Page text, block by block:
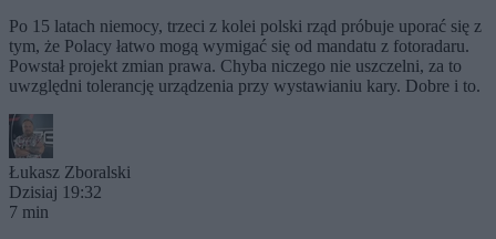
Po 15 latach niemocy, trzeci z kolei polski rząd próbuje uporać się z
tym, że Polacy łatwo mogą wymigać się od mandatu z fotoradaru.
Powstał projekt zmian prawa. Chyba niczego nie uszczelni, za to
uwzględni tolerancję urządzenia przy wystawianiu kary. Dobre i to.
Łukasz Zboralski
Dzisiaj 19:32
7 min